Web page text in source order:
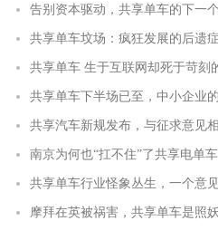
告别资本驱动，共享单车的下一
共享单车坟场：疯狂发展的后遗症
共享单车 生于互联网却死于苛刻
共享单车下半场已至，中小企业
共享汽车新规发布，与征求意见
南京为何也“扛不住”了共享电单车
共享单车行业怪象丛生，一个意
摩拜在英被祸害，共享单车是照